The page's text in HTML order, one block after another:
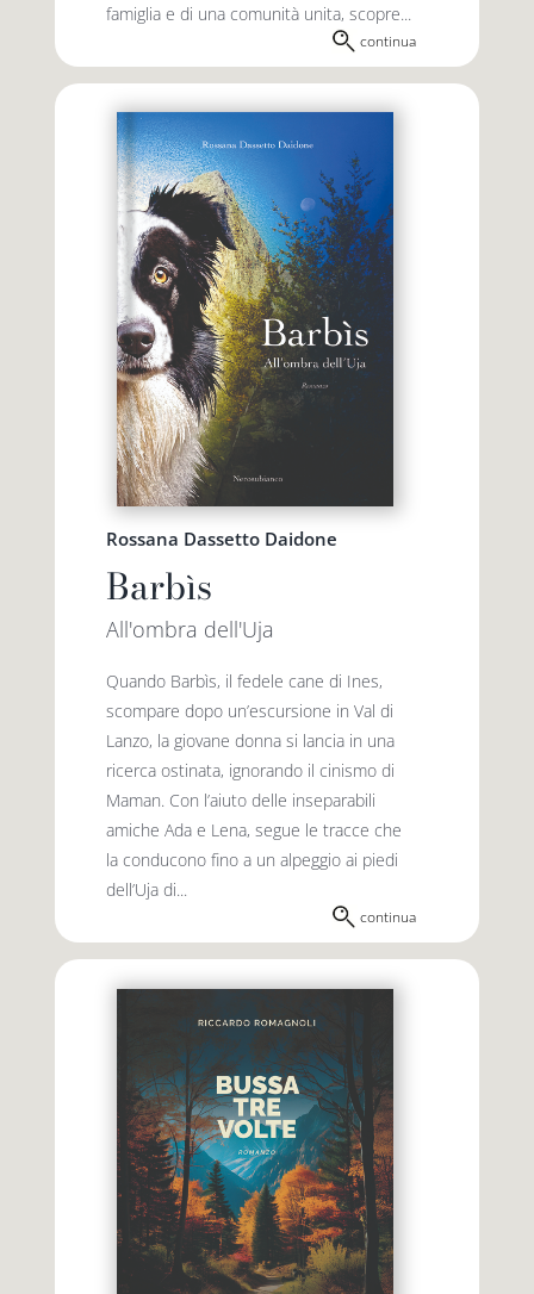
famiglia e di una comunità unita, scopre...
continua
Rossana Dassetto Daidone
Barbìs
All'ombra dell'Uja
Quando Barbìs, il fedele cane di Ines,
scompare dopo un’escursione in Val di
Lanzo, la giovane donna si lancia in una
ricerca ostinata, ignorando il cinismo di
Maman. Con l’aiuto delle inseparabili
amiche Ada e Lena, segue le tracce che
la conducono fino a un alpeggio ai piedi
dell’Uja di...
continua